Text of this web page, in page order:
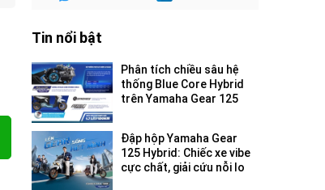
Tin nổi bật
Phân tích chiều sâu hệ
thống Blue Core Hybrid
trên Yamaha Gear 125
Đập hộp Yamaha Gear
125 Hybrid: Chiếc xe vibe
cực chất, giải cứu nỗi lo